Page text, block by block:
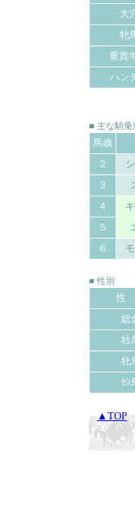
大
牝
重賞/
ハン
■ 主な騎乗
馬歳
２
３
４
５
６
■ 性別
性
総
牡
牝
ｾﾝ
▲TOP